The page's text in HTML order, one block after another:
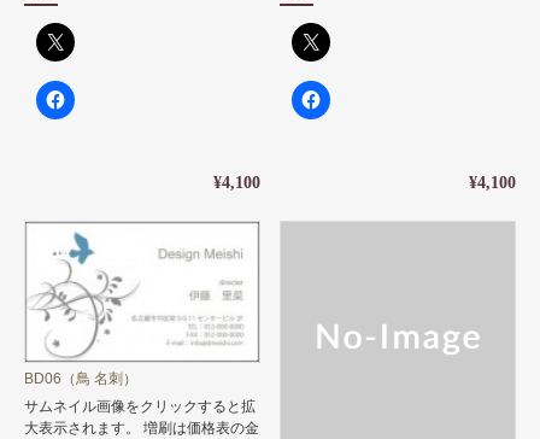
¥4,100 ¥4,100
BD06（鳥 名刺）
サムネイル画像をクリックすると拡
大表示されます。 増刷は価格表の金